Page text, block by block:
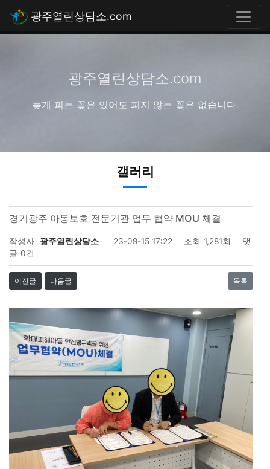
광주열린상담소.com
늦게 피는 꽃은 있어도 피지 않는 꽃은 없습니다.
광주열린상담소.com
갤러리
경기광주 아동보호 전문기관 업무 협약 MOU 체결
작성자 광주열린상담소 23-09-15 17:22 조회 1,281회
댓
글 0건
이전글 다음글 목록